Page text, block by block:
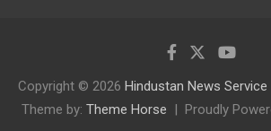
Copyright © 2026 Hindustan News Service
Theme by: Theme Horse Proudly